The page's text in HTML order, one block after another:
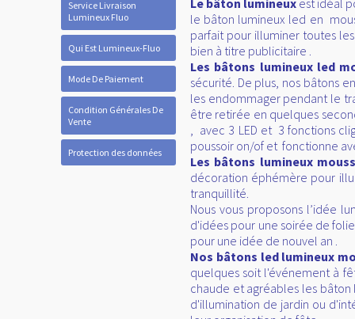
Service Livraison
Lumineux Fluo
Qui Est Lumineux-Fluo
Mode De Paiement
Condition Générales De
Vente
Protection des données
Le bâton lumineux est idéal
le bâton lumineux led en
parfait pour illuminer toutes
bien à titre publicitaire .
Les bâtons lumineux led
sécurité. De plus, nos bâtons
les endommager pendant le
être retirée en quelques
, avec 3 LED et 3 fonctions
poussoir on/of et fonctionne
Les bâtons lumineux
décoration éphémère pour
tranquillité.
Nous vous proposons l’idée
d'idées pour une soirée de
pour une idée de nouvel an .
Nos bâtons led lumineux
quelques soit l'événement à
chaude et agréables les
d'illumination de jardin ou